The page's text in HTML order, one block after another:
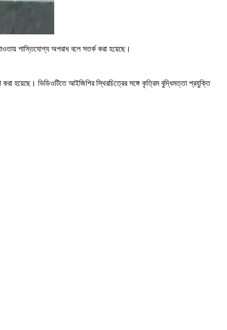
শাস্তিযোগ্য অপরাধ বলে সতর্ক করা হয়েছে।
হয়েছে। ভিডিওটিতে আইজিপির স্থিরচিত্রের সঙ্গে কৃত্রিম বুদ্ধিমত্তা প্রযুক্তি